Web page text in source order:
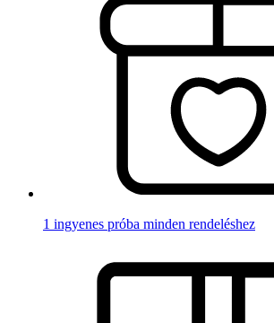
1 ingyenes próba minden rendeléshez